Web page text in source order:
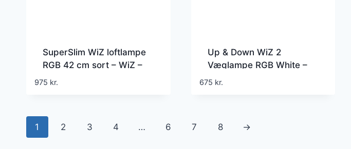
SuperSlim WiZ loftlampe
RGB 42 cm sort – WiZ –
Stue – Moderne – Plastik –
975 kr.
Up & Down WiZ 2
Væglampe RGB White –
WiZ Up&Down – Stue –
675 kr.
1 2 3 4 … 6 7 8 →